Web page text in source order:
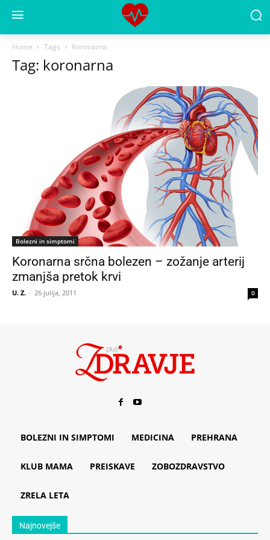
Home Tags Koronarna
Tag: koronarna
Bolezni in simptomi
Koronarna srčna bolezen – zožanje arterij
zmanjša pretok krvi
U. Z. - 26 julija, 2011 0
BOLEZNI IN SIMPTOMI MEDICINA PREHRANA
KLUB MAMA PREISKAVE ZOBOZDRAVSTVO
ZRELA LETA
Najnovejše